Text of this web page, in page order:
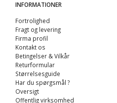
INFORMATIONER
Fortrolighed
Fragt og levering
Firma profil
Kontakt os
Betingelser & Vilkår
Returformular
Størrelsesguide
Har du spørgsmål ?
Oversigt
Offentlig virksomhed